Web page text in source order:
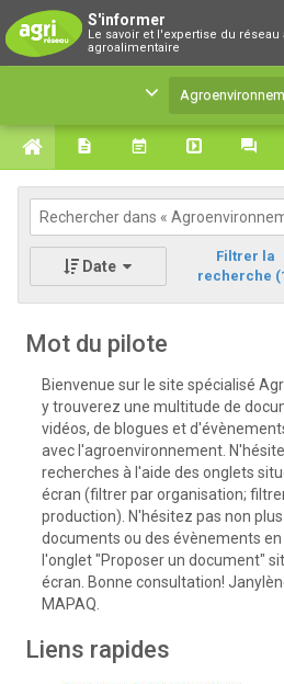
S'informer
Le savoir et l'expertise du
agroalimentaire
Le savoir et l'expertise du
Date
Filtrer la
recherche
Mot du pilote
Bienvenue sur le site spécialisé
y trouverez une multitude de
vidéos, de blogues et
avec l'agroenvironnement.
recherches à l'aide des onglets
écran (filtrer par organisation;
production). N'hésitez pas non
documents ou des évènements
l'onglet "Proposer un document"
écran. Bonne consultation!
MAPAQ.
Liens rapides